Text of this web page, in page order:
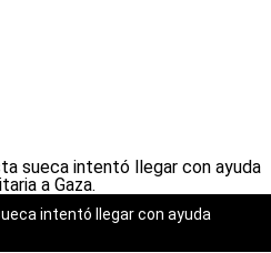
intentó llegar con ayuda